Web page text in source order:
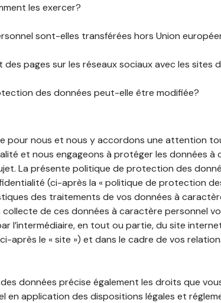
les exercer?
sont-elles transférées hors Union
pages sur les réseaux sociaux avec les sites
des données peut-elle être modifiée?
pour nous et nous y accordons une attention
et nous engageons à protéger les données à
La présente politique de protection des
(ci-après la « politique de protection
des traitements de vos données à
de ces données à caractère personnel
l’intermédiaire, en tout ou partie, du site
après le « site ») et dans le cadre de vos
données précise également les droits que
en application des dispositions légales et